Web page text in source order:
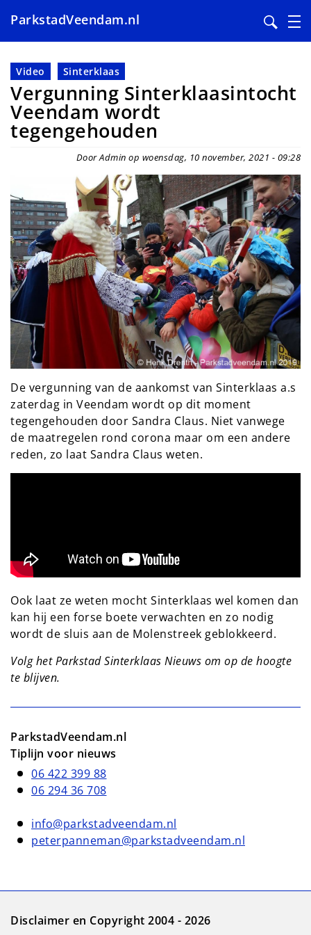
en
naar
de
inhoud
gaan
ParkstadVeendam.nl
Video Sinterklaas
Vergunning Sinterklaasintocht
Veendam wordt
tegengehouden
Door Admin op woensdag, 10 november, 2021 - 09:28
De vergunning van de aankomst van Sinterklaas a.s
zaterdag in Veendam wordt op dit moment
tegengehouden door Sandra Claus. Niet vanwege
de maatregelen rond corona maar om een andere
reden, zo laat Sandra Claus weten.
Ook laat ze weten mocht Sinterklaas wel komen dan
kan hij een forse boete verwachten en zo nodig
wordt de sluis aan de Molenstreek geblokkeerd.
Volg het Parkstad Sinterklaas Nieuws om op de hoogte
te blijven.
ParkstadVeendam.nl
Tiplijn voor nieuws
06 422 399 88
06 294 36 708
info@parkstadveendam.nl
peterpanneman@parkstadveendam.nl
Disclaimer en Copyright 2004 - 2026